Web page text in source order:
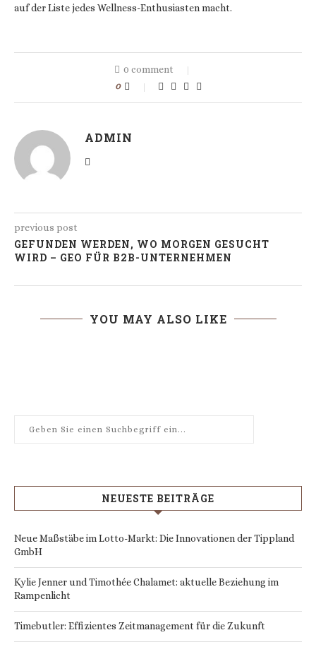
auf der Liste jedes Wellness-Enthusiasten macht.
0 comment
0
ADMIN
previous post
GEFUNDEN WERDEN, WO MORGEN GESUCHT
WIRD – GEO FÜR B2B-UNTERNEHMEN
YOU MAY ALSO LIKE
NEUESTE BEITRÄGE
Neue Maßstäbe im Lotto-Markt: Die Innovationen der Tippland
GmbH
Kylie Jenner und Timothée Chalamet: aktuelle Beziehung im
Rampenlicht
Timebutler: Effizientes Zeitmanagement für die Zukunft